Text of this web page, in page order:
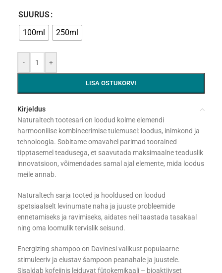
SUURUS
100ml
250ml
- +
LISA OSTUKORVI
Kirjeldus
Naturaltech tootesari on loodud kolme elemendi
harmoonilise kombineerimise tulemusel: loodus, inimkond ja
tehnoloogia. Sobitame omavahel parimad toorained
tipptasemel teadusega, et saavutada maksimaalne teaduslik
innovatsioon, võimendades samal ajal elemente, mida loodus
meile annab.
Naturaltech sarja tooted ja hooldused on loodud
spetsiaalselt levinumate naha ja juuste probleemide
ennetamiseks ja ravimiseks, aidates neil taastada tasakaal
ning oma loomulik tervislik seisund.
Energizing shampoo on Davinesi valikust populaarne
stimuleeriv ja elustav šampoon peanahale ja juustele.
Sisaldab kofeiinis leiduvat fütokemikaali – bioaktiivset